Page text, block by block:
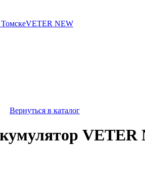
VETER NEW
Вернуться в каталог
VETER